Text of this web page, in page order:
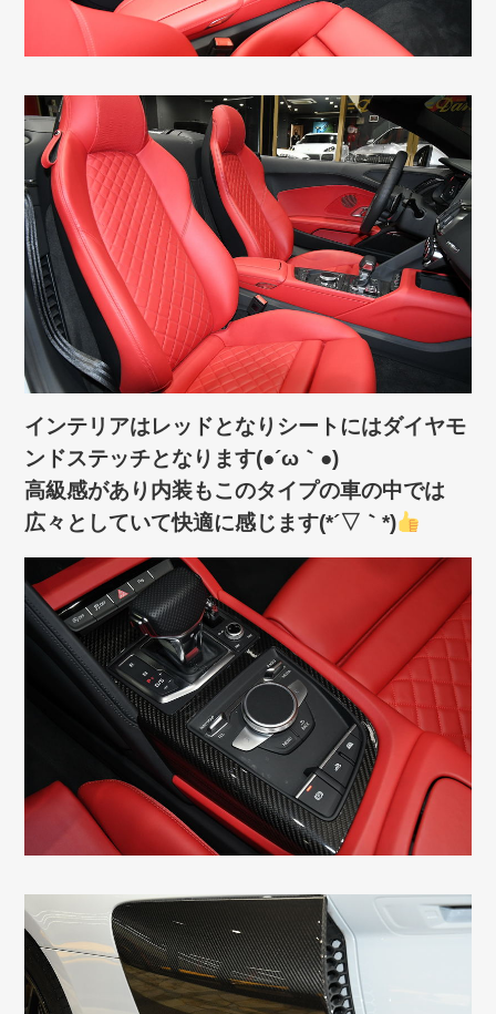
インテリアはレッドとなりシートにはダイヤモ
ンドステッチとなります(●´ω｀●)
高級感があり内装もこのタイプの車の中では
広々としていて快適に感じます(*´▽｀*)